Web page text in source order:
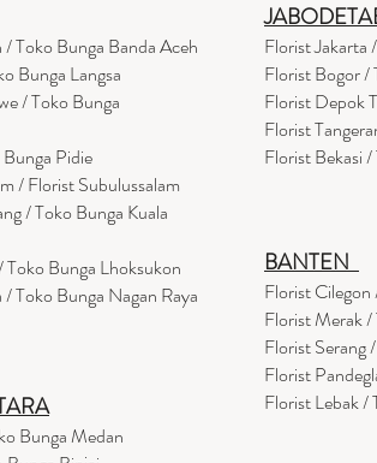
Toko Bunga Banda Aceh
Bunga Langsa
/ Toko Bunga
Pidie
/ Florist Subulussalam
/ Toko Bunga Kuala
Bunga Lhoksukon
Toko Bunga Nagan Raya
Bunga Medan
Florist Jakarta
Florist Bogor /
Florist Depok
Florist
Florist Bekasi
BANTEN
Florist Cilegon
Florist Merak
Florist Serang
Florist
Florist Lebak /